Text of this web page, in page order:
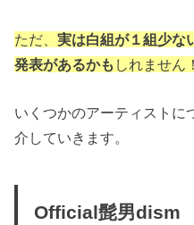
ただ、実は白組が１組少な
発表があるかも しれません！
いくつかのアーティストに
介していきます。
Official髭男dism